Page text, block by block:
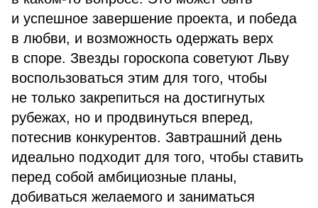
и успешное завершение проекта, и победа
в любви, и возможность одержать верх
в споре. Звезды гороскопа советуют Льву
воспользоваться этим для того, чтобы
не только закрепиться на достигнутых
рубежах, но и продвинуться вперед,
потеснив конкурентов. Завтрашний день
идеально подходит для того, чтобы ставить
перед собой амбициозные планы,
добиваться желаемого и заниматься